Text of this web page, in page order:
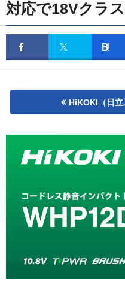
対応で18Vクラ
HiKOKI（日